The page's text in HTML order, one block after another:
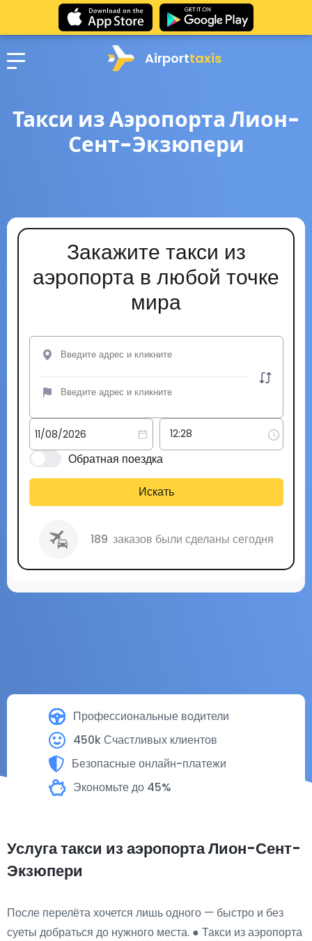
Airporttaxis
Такси из Аэропорта Лион-
Сент-Экзюпери
Профессиональные водители
450k Счастливых клиентов
Безопасные онлайн-платежи
Экономьте до 45%
Закажите такси из
аэропорта в любой точке
мира
Обратная поездка
Искать
189 заказов были сделаны сегодня
Услуга такси из аэропорта Лион-Сент-
Экзюпери
После перелёта хочется лишь одного — быстро и без
суеты добраться до нужного места. ● Такси из аэропорта